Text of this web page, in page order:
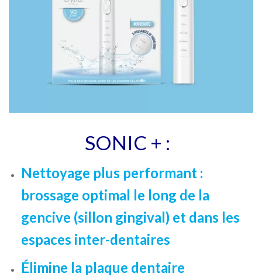
SONIC + :
Nettoyage plus performant :
brossage optimal le long de la
gencive (sillon gingival) et dans les
espaces inter-dentaires
Élimine la plaque dentaire